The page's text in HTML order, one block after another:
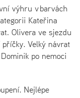
výhru v barvách
Kateřina
Olivera ve sjezdu
Velký návrat
po nemoci
Nejlépe